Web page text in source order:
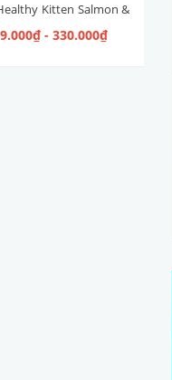
Kitten Salmon &
[Vị Cá Hồi & Cá Ngừ]
- 330.000₫